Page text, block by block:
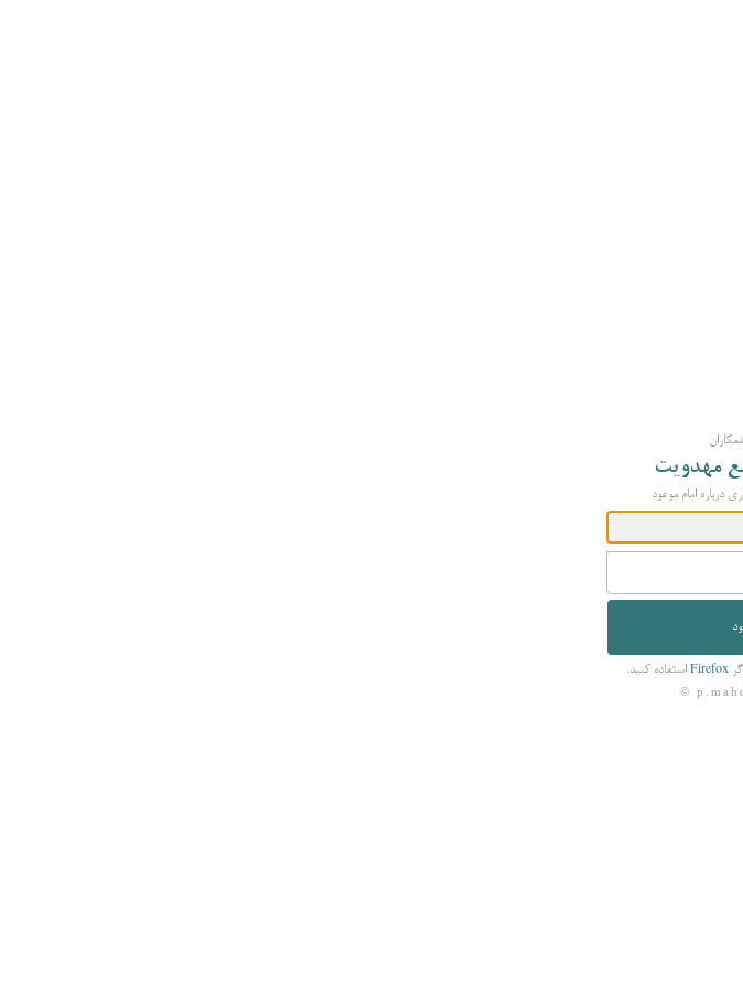
مهدویت
درباره امام موعود
Firefox استفاده کنید.
©